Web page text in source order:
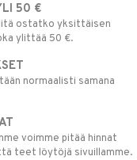
50 €
ostatko yksittäisen
ylittää 50 €.
normaalisti samana
voimme pitää hinnat
teet löytöjä sivuillamme.